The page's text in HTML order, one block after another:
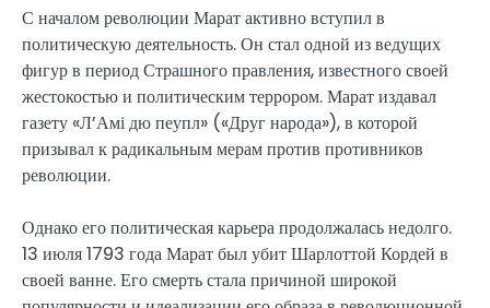
С началом революции Марат активно вступил в
политическую деятельность. Он стал одной из ведущих
фигур в период Страшного правления, известного своей
жестокостью и политическим террором. Марат издавал
газету «Л’Амі дю пеупл» («Друг народа»), в которой
призывал к радикальным мерам против противников
революции.
Однако его политическая карьера продолжалась недолго.
13 июля 1793 года Марат был убит Шарлоттой Кордей в
своей ванне. Его смерть стала причиной широкой